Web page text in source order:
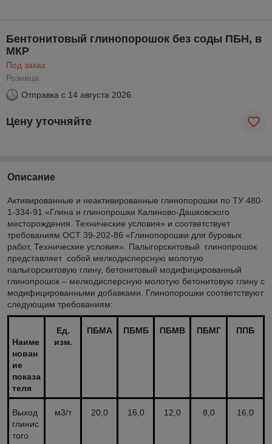
Бентонитовый глинопорошок без соды ПБН, в
МКР
Под заказ
Розница
Отправка с 14 августа 2026
Цену уточняйте
Описание
Активированные и неактивированные глинопорошки по ТУ 480-
1-334-91 «Глина и глинопрошки Калиново-Дашковского
месторождения. Технические условия» и соответствует
требованиям ОСТ 39-202-86 «Глинопорошки для буровых
работ, Технические условия». Палыгорскитовый глинопрошок
представляет собой мелкодисперсную молотую
палыгорскитовую глину, бетонитовый модифицированный
глинопрошок – мелкодисперсную молотую бетонитовую глину с
модифицированными добавками. Глинопорошки соответствуют
следующим требованиям:
Наиме
нован
ие
показа
теля
Ед.
изм.
ПБМА ПБМБ ПБМВ ПБМГ ППБ
Выход
глинис
того
м3/т 20,0 16,0 12,0 8,0 16,0